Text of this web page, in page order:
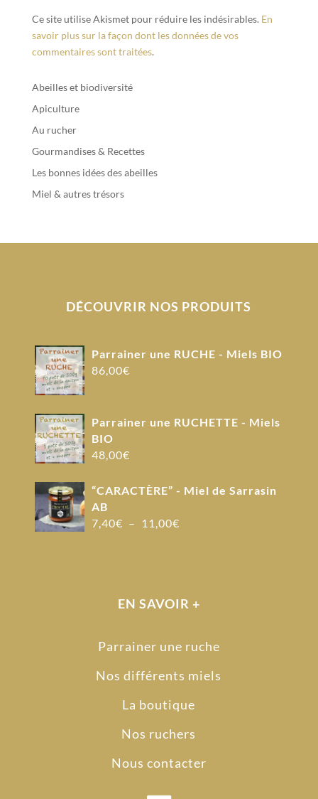
Ce site utilise Akismet pour réduire les indésirables. En
savoir plus sur la façon dont les données de vos
commentaires sont traitées.
Abeilles et biodiversité
Apiculture
Au rucher
Gourmandises & Recettes
Les bonnes idées des abeilles
Miel & autres trésors
DÉCOUVRIR NOS PRODUITS
Parrainer une RUCHE - Miels BIO
86,00€
Parrainer une RUCHETTE - Miels
BIO
48,00€
“CARACTÈRE” - Miel de Sarrasin
AB
7,40€ – 11,00€Plage
11,00€
EN SAVOIR +
Parrainer une ruche
Nos différents miels
La boutique
Nos ruchers
Nous contacter